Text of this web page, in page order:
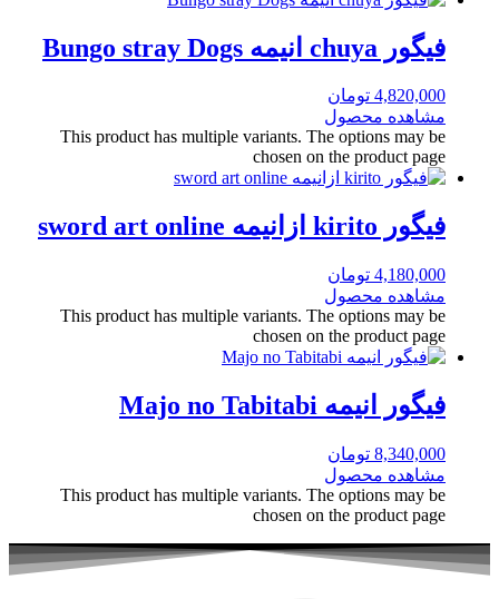
فیگور chuya انیمه Bungo stray Dogs
4,820,000 تومان
مشاهده محصول
This product has multiple variants. The options may be
chosen on the product page
فیگور kirito ازانیمه sword art online
4,180,000 تومان
مشاهده محصول
This product has multiple variants. The options may be
chosen on the product page
فیگور انیمه Majo no Tabitabi
8,340,000 تومان
مشاهده محصول
This product has multiple variants. The options may be
chosen on the product page